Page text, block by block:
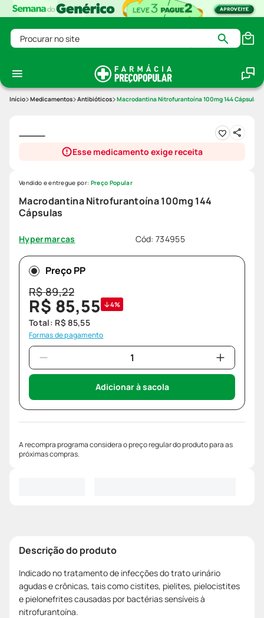
Procurar no site
Medicamentos Antibióticos Macrodantina Nitrofurantoína 100mg 144 Cápsulas
Esse medicamento exige receita
Macrodantina Nitrofurantoína 100mg 144
Cápsulas
Hypermarcas Cód:734955
Vendido e entregue por: Preço Popular
Preço PP
R$89,22
R$ 85,55 4%
Total: R$ 85,55
Formas de pagamento
Adicionar à sacola
A recompra programa considera o preço regular do produto para as
próximas compras.
Descrição do produto
Indicado no tratamento de infecções do trato urinário
agudas e crônicas, tais como cistites, pielites, pielocistites
e pielonefrites causadas por bactérias sensíveis à
nitrofurantoína.